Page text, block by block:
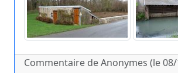
Commentaire de Anonymes (le